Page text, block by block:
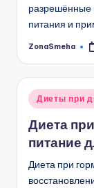
разрешённые
питания и
Запись
ZonaSmeha
Опубликовано
Диеты при
Диета
питание
Диета при